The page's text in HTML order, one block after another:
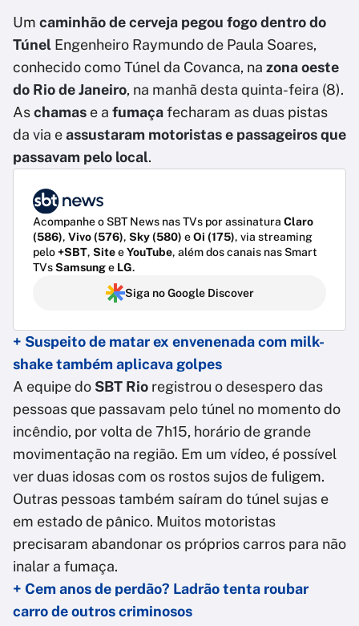
Um caminhão de cerveja pegou fogo dentro do
Túnel Engenheiro Raymundo de Paula Soares,
conhecido como Túnel da Covanca, na zona oeste
do Rio de Janeiro, na manhã desta quinta-feira (8).
Aschamas e a fumaçafecharam as duas pistas
da via eassustaram motoristas e passageiros que
passavam pelo local.
Acompanhe o SBT News nas TVs por assinatura Claro
(586), Vivo (576), Sky (580) eOi (175), via streaming
pelo+SBT, SiteeYouTube, além dos canais nas Smart
TVsSamsunge LG.
Siga no Google Discover
+ Suspeito de matar ex envenenada com milk-
shake também aplicava golpes
A equipe do SBT Rio registrou o desespero das
pessoas que passavam pelo túnel no momento do
incêndio, por volta de 7h15, horário de grande
movimentação na região. Em um vídeo, é possível
ver duas idosas com os rostos sujos de fuligem.
Outras pessoas também saíram do túnel sujas e
em estado de pânico. Muitos motoristas
precisaram abandonar os próprios carros para não
inalar a fumaça.
+ Cem anos de perdão? Ladrão tenta roubar
carro de outros criminosos